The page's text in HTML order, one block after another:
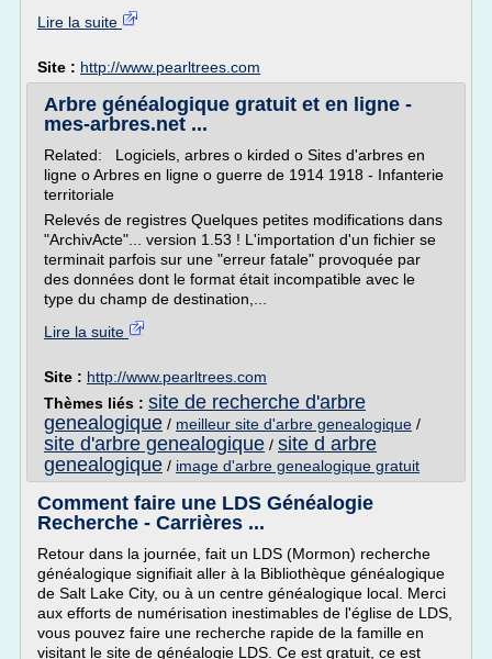
Lire la suite
Site : http://www.pearltrees.com
Arbre généalogique gratuit et en ligne -
mes-arbres.net ...
Related: Logiciels, arbres o kirded o Sites d'arbres en
ligne o Arbres en ligne o guerre de 1914 1918 - Infanterie
territoriale
Relevés de registres Quelques petites modifications dans
"ArchivActe"... version 1.53 ! L'importation d'un fichier se
terminait parfois sur une "erreur fatale" provoquée par
des données dont le format était incompatible avec le
type du champ de destination,...
Lire la suite
Site : http://www.pearltrees.com
Thèmes liés : site de recherche d'arbre
genealogique / meilleur site d'arbre genealogique /
site d'arbre genealogique / site d arbre
genealogique / image d'arbre genealogique gratuit
Comment faire une LDS Généalogie
Recherche - Carrières ...
Retour dans la journée, fait un LDS (Mormon) recherche
généalogique signifiait aller à la Bibliothèque généalogique
de Salt Lake City, ou à un centre généalogique local. Merci
aux efforts de numérisation inestimables de l'église de LDS,
vous pouvez faire une recherche rapide de la famille en
visitant le site de généalogie LDS. Ce est gratuit, ce est